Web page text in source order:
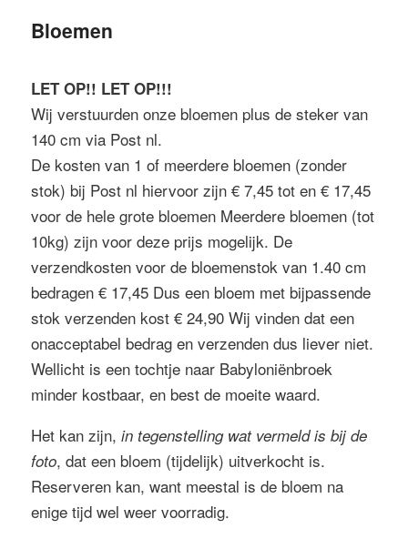
Bloemen
LET OP!! LET OP!!!
Wij verstuurden onze bloemen plus de steker van
140 cm via Post nl.
De kosten van 1 of meerdere bloemen (zonder
stok) bij Post nl hiervoor zijn € 7,45 tot en € 17,45
voor de hele grote bloemen Meerdere bloemen (tot
10kg) zijn voor deze prijs mogelijk. De
verzendkosten voor de bloemenstok van 1.40 cm
bedragen € 17,45 Dus een bloem met bijpassende
stok verzenden kost € 24,90 Wij vinden dat een
onacceptabel bedrag en verzenden dus liever niet.
Wellicht is een tochtje naar Babyloniënbroek
minder kostbaar, en best de moeite waard.
Het kan zijn,in tegenstelling wat vermeld is bij de
foto, dat een bloem (tijdelijk) uitverkocht is.
Reserveren kan, want meestal is de bloem na
enige tijd wel weer voorradig.